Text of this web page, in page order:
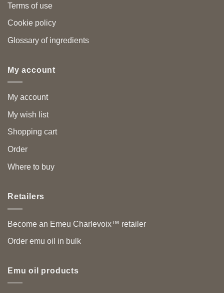
Terms of use
Cookie policy
Glossary of ingredients
My account
My account
My wish list
Shopping cart
Order
Where to buy
Retailers
Become an Emeu Charlevoix™ retailer
Order emu oil in bulk
Emu oil products